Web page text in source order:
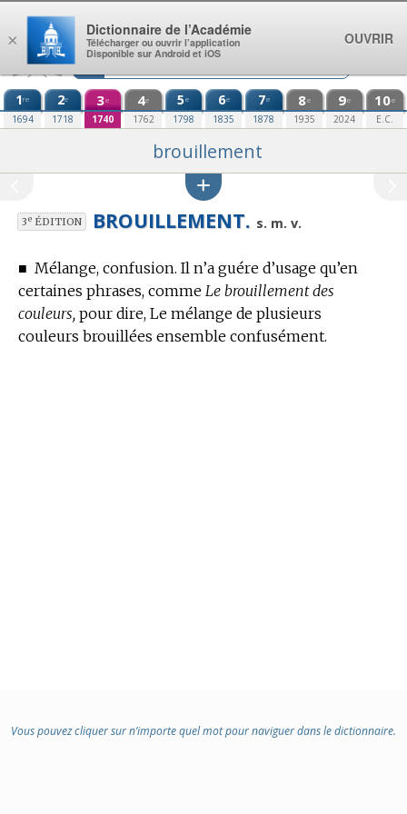
Aller au contenu
1re
1694
2e
1718
3e
1740
4e
1762
5e
1798
6e
1835
7e
1878
8e
1935
9e
2024
10e
E.C.
brouillement
3eÉDITION BROUILLEMENT. s. m. v.
■ Mélange, confusion. Il n’a guére d’usage qu’en
certaines phrases, comme Le brouillement des
couleurs, pour dire, Le mélange de plusieurs
couleurs brouillées ensemble confusément.
Vous pouvez cliquer sur n’importe quel mot pour naviguer dans le dictionnaire.
×
Dictionnaire de l’Académie
Télécharger ou ouvrir l’application
Disponible sur Android et iOS
OUVRIR